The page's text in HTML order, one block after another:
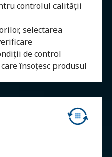
controlul calității
selectarea
de control
însoțesc produsul